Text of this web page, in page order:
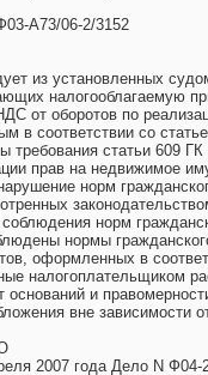
А73/06-2/3152
из установленных
налогооблагаемую
от оборотов по
в соответствии со
требования статьи 609
прав на недвижимое
норм
норм
нормы
оформленных в
налогоплательщиком
оснований и
вне зависимости
2007 года Дело N Ф04-